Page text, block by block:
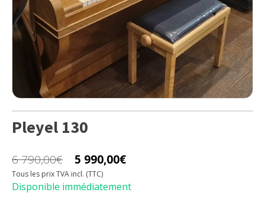
Pleyel 130
6 790,00€
Le
prix
5 990,00€
Le
prix
Tous les prix TVA incl. (TTC)
Disponible immédiatement